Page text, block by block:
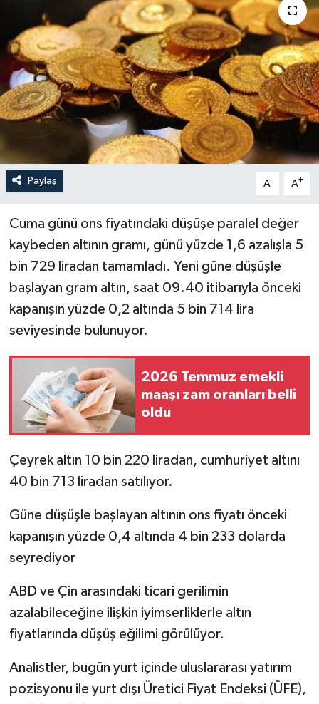
Paylaş A- A+
Cuma günü ons fiyatındaki düşüşe paralel değer
kaybeden altının gramı, günü yüzde 1,6 azalışla 5
bin 729 liradan tamamladı. Yeni güne düşüşle
başlayan gram altın, saat 09.40 itibarıyla önceki
kapanışın yüzde 0,2 altında 5 bin 714 lira
seviyesinde bulunuyor.
2026 Temmuz emekli
maaşı zam oranları belli
oldu
Çeyrek altın 10 bin 220 liradan, cumhuriyet altını
40 bin 713 liradan satılıyor.
Güne düşüşle başlayan altının ons fiyatı önceki
kapanışın yüzde 0,4 altında 4 bin 233 dolarda
seyrediyor
ABD ve Çin arasındaki ticari gerilimin
azalabileceğine ilişkin iyimserliklerle altın
fiyatlarında düşüş eğilimi görülüyor.
Analistler, bugün yurt içinde uluslararası yatırım
pozisyonu ile yurt dışı Üretici Fiyat Endeksi (ÜFE),
Sağlık
Siyaset
Spor